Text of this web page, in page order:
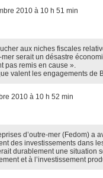
2010 à 10 h 51 min
aux niches fiscales
serait un désastre
pas remis en cause ».
valent les engagements de
2010 à 10 h 52 min
d’outre-mer (Fedom) a
des investissements dans
durablement une situation
et à l’investissement